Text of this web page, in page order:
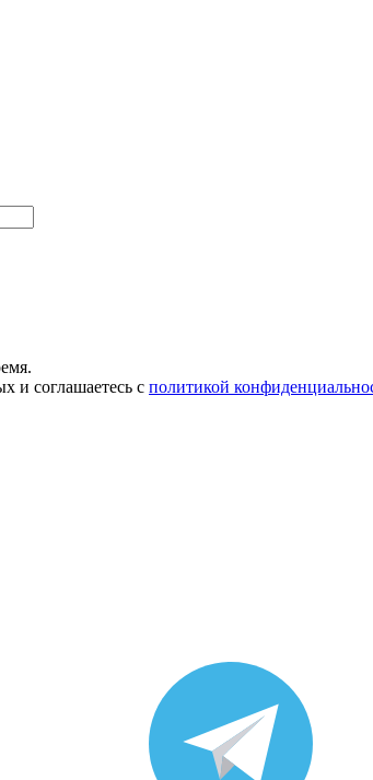
и соглашаетесь с политикой